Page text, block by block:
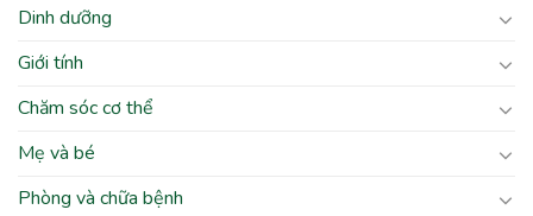
Dinh dưỡng
Giới tính
Chăm sóc cơ thể
Mẹ và bé
Phòng và chữa bệnh